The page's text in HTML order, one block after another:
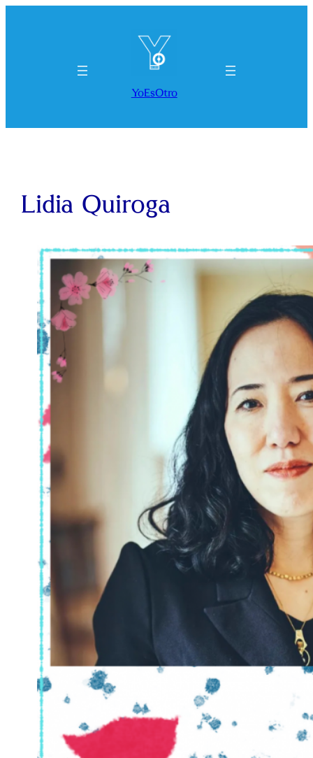
YoEsOtro
Lidia Quiroga